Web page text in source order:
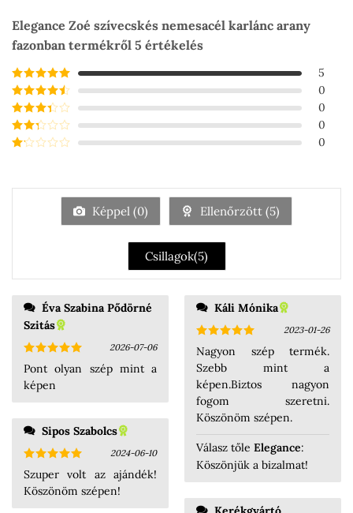
Elegance Zoé szívecskés nemesacél karlánc arany
fazonban termékről 5 értékelés
Értékelés:5/
5
5
Értékelés:
4/ 5
0
Értékelés:
3/ 5
0
Értékelés:
0
5
0
Képpel (0) Ellenőrzött (5)
Csillagok(5)
Szitás
Értékelés:
5 / 5
2026-07-06
Pont olyan szép mint a
képen
Sipos Szabolcs
Értékelés:
5/ 5
2024-06-10
Szuper volt az ajándék!
Köszönöm szépen!
Káli Mónika
Értékelés:
5/ 5
2023-01-26
Nagyon szép termék.
Szebb mint a
képen.Biztos nagyon
fogom szeretni.
Köszönöm szépen.
Válasz tőle Elegance:
Köszönjük a bizalmat!